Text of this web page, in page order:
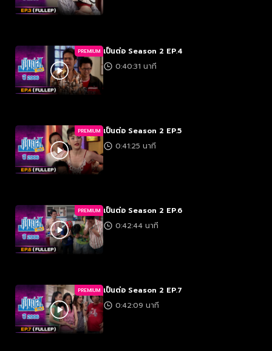
PREMIUM เป็นต่อ Season 2 EP.4
0:40:31 นาที
PREMIUM เป็นต่อ Season 2 EP.5
0:41:25 นาที
PREMIUM เป็นต่อ Season 2 EP.6
0:42:44 นาที
PREMIUM เป็นต่อ Season 2 EP.7
0:42:09 นาที